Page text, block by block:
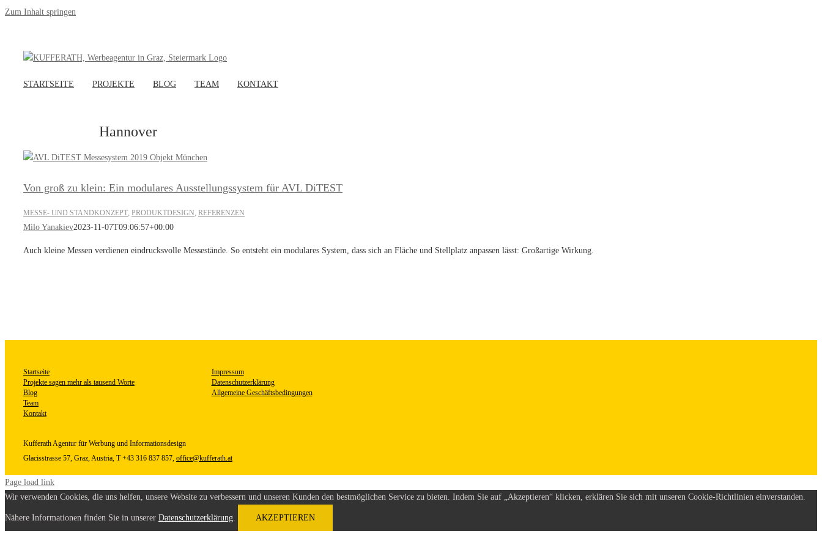
Zum Inhalt springen
STARTSEITE PROJEKTE BLOG TEAM KONTAKT
Hannover
Von groß zu klein: Ein modulares Ausstellungssystem für AVL DiTEST
MESSE- UND STANDKONZEPT, PRODUKTDESIGN, REFERENZEN
Milo Yanakiev2023-11-07T09:06:57+00:00
Auch kleine Messen verdienen eindrucksvolle Messestände. So entsteht ein modulares System, dass sich an Fläche und Stellplatz anpassen lässt: Großartige Wirkung.
Startseite
Projekte sagen mehr als tausend Worte
Blog
Team
Kontakt
Impressum
Datenschutzerklärung
Allgemeine Geschäftsbedingungen
KufferathAgentur für Werbung und Informationsdesign
Glacisstrasse 57, Graz, Austria, T +43 316 837 857, office@kufferath.at
Page load link
Wir verwenden Cookies, die uns helfen, unsere Website zu verbessern und unseren Kunden den bestmöglichen Service zu bieten. Indem Sie auf „Akzeptieren“ klicken, erklären Sie sich mit unseren Cookie-Richtlinien einverstanden.
Nähere Informationen finden Sie in unserer Datenschutzerklärung. AKZEPTIEREN